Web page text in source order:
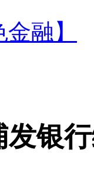
融】
发银